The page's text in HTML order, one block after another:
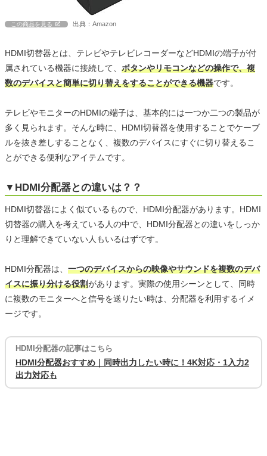
この商品を見る 出典：Amazon
HDMI切替器とは、テレビやテレビレコーダーなどHDMIの端子が付
属されている機器に接続して、 ボタンやリモコンなどの操作で、複
数のデバイスと簡単に切り替えをすることができる機器です。
テレビやモニターのHDMIの端子は、基本的には一つか二つの製品が
多く見られます。そんな時に、HDMI切替器を使用することでケーブ
ルを抜き差しすることなく、複数のデバイスにすぐに切り替えるこ
とができる便利なアイテムです。
▼HDMI分配器との違いは？？
HDMI切替器によく似ているもので、HDMI分配器があります。HDMI
切替器の購入を考えている人の中で、HDMI分配器との違いをしっか
りと理解できていない人もいるはずです。
HDMI分配器は、 一つのデバイスからの映像やサウンドを複数のデバ
イスに振り分ける役割があります。実際の使用シーンとして、同時
に複数のモニターへと信号を送りたい時は、分配器を利用するイメ
ージです。
HDMI分配器の記事はこちら
HDMI分配器おすすめ｜同時出力したい時に！4K対応・1入力2
出力対応も